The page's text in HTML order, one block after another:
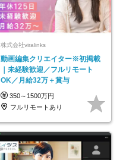
株式会社viralinks
動画編集クリエイター※初掲載
｜未経験歓迎／フルリモート
OK／月給32万＋賞与
350～1500万円
フルリモートあり